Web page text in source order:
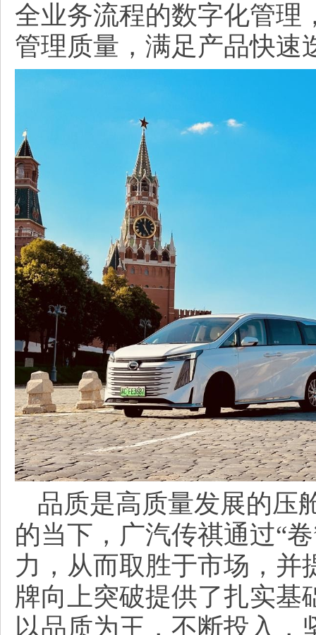
全业务流程的数字化管理
管理质量，满足产品快速
品质是高质量发展的压
的当下，广汽传祺通过“
力，从而取胜于市场，并
牌向上突破提供了扎实基
以品质为王，不断投入